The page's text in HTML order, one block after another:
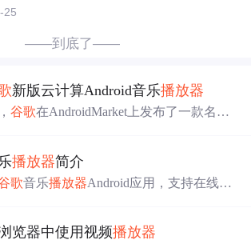
25
——到底了——
新版云计算Android音乐播放器
谷歌在AndroidMarket上发布了一款名为
播放器简介
歌音乐播放器Android应用，支持在线播
歌曲。
览器中使用视频播放器